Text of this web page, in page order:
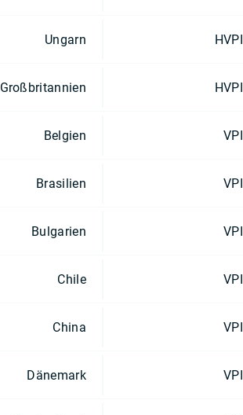
Ungarn HVPI
Großbritannien HVPI
Belgien VPI
Brasilien VPI
Bulgarien VPI
Chile VPI
China VPI
Dänemark VPI